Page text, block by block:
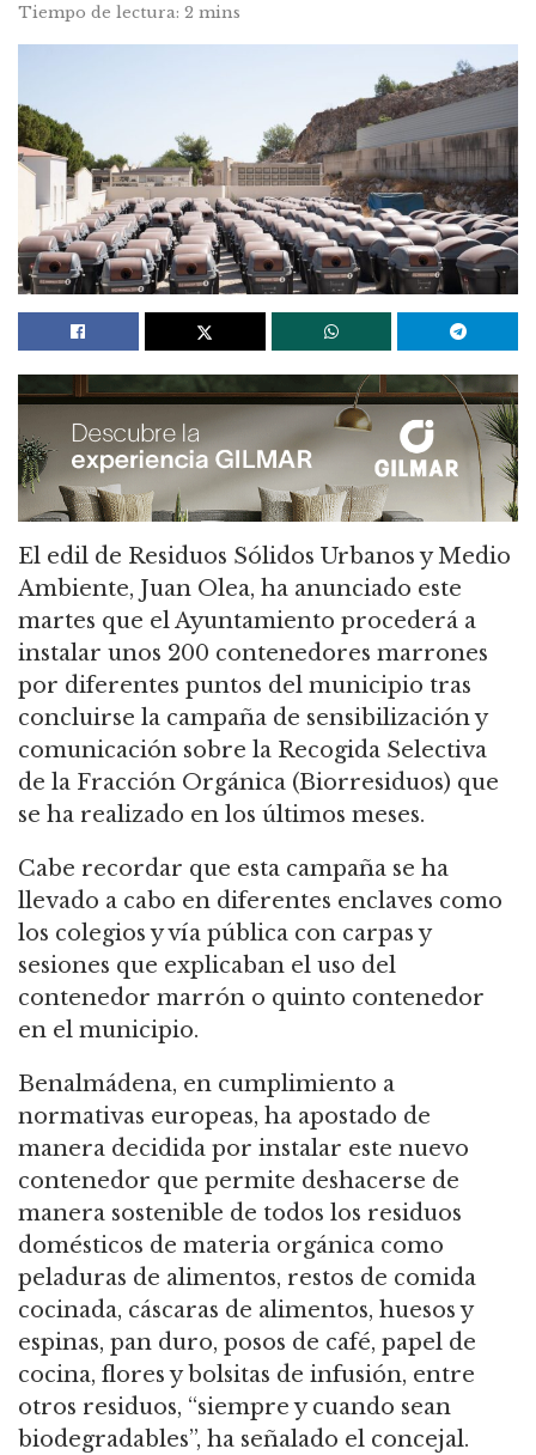
Tiempo de lectura: 2 mins
El edil de Residuos Sólidos Urbanos y Medio
Ambiente, Juan Olea, ha anunciado este
martes que el Ayuntamiento procederá a
instalar unos 200 contenedores marrones
por diferentes puntos del municipio tras
concluirse la campaña de sensibilización y
comunicación sobre la Recogida Selectiva
de la Fracción Orgánica (Biorresiduos) que
se ha realizado en los últimos meses.
Cabe recordar que esta campaña se ha
llevado a cabo en diferentes enclaves como
los colegios y vía pública con carpas y
sesiones que explicaban el uso del
contenedor marrón o quinto contenedor
en el municipio.
Benalmádena, en cumplimiento a
normativas europeas, ha apostado de
manera decidida por instalar este nuevo
contenedor que permite deshacerse de
manera sostenible de todos los residuos
domésticos de materia orgánica como
peladuras de alimentos, restos de comida
cocinada, cáscaras de alimentos, huesos y
espinas, pan duro, posos de café, papel de
cocina, flores y bolsitas de infusión, entre
otros residuos, “siempre y cuando sean
biodegradables”, ha señalado el concejal.